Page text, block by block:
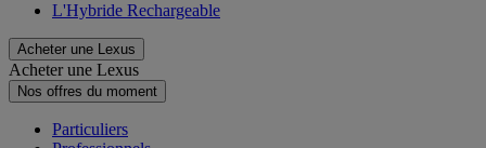
L'Hybride Rechargeable
Acheter une Lexus
Acheter une Lexus
Nos offres du moment
Particuliers